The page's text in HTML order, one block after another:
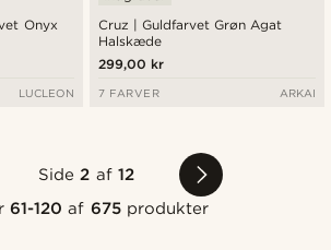
Onyx
LUCLEON
Cruz | Guldfarvet Grøn Agat
Halskæde
299,00 kr
7 FARVER ARKAI
Side2 af 12
61-120 af 675produkter